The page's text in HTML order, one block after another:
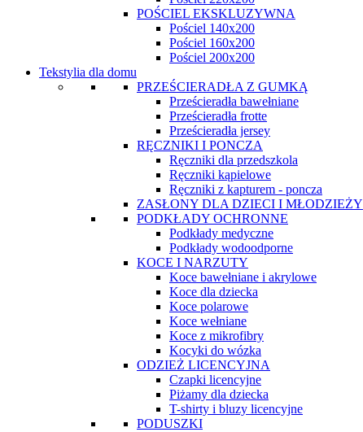
POŚCIEL EKSKLUZYWNA
Pościel 140x200
Pościel 160x200
Pościel 200x200
Tekstylia dla domu
PRZEŚCIERADŁA Z GUMKĄ
Prześcieradła bawełniane
Prześcieradła frotte
Prześcieradła jersey
RĘCZNIKI I PONCZA
Ręczniki dla przedszkola
Ręczniki kąpielowe
Ręczniki z kapturem - poncza
ZASŁONY DLA DZIECI I MŁODZIEŻY
PODKŁADY OCHRONNE
Podkłady medyczne
Podkłady wodoodporne
KOCE I NARZUTY
Koce bawełniane i akrylowe
Koce dla dziecka
Koce polarowe
Koce wełniane
Koce z mikrofibry
Kocyki do wózka
ODZIEŻ LICENCYJNA
Czapki licencyjne
Piżamy dla dziecka
T-shirty i bluzy licencyjne
PODUSZKI